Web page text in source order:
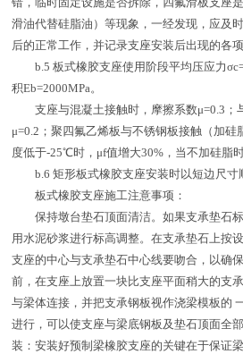
错，临时固定设施是否拆除，四氟滑板支座
滑油代替硅脂油）等现象，一经发现，应及
后的正常工作，并记录支座安装后出现的各
b.5 板式橡胶支座使用阶段平均压应力
积Eb=2000MPa。
支座与混凝土接触时，摩擦系数μ=0.3；
μ=0.2；聚四氟乙烯板与不锈钢板接触（加硅
度低于-25℃时，μf值增大30%，当不加硅脂
b.6 矩形板式橡胶支座安装时以短边尺寸
板式橡胶支座施工注意事项：
保持墩台垫石顶面清洁。如果支承垫石标
用水泥砂浆进行标高调整。在支承垫石上按
支座的中心与支承垫石中心线要吻合，以确
前，在支座上放置一块比支座平面稍大的支
与梁体连接，并把支承钢板视作浇梁模板的
进行，可以使支座与梁底钢板及垫石顶面全
装：安装好预制梁橡胶支座的关键在于保证